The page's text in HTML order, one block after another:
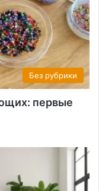
Без рубрики
первые